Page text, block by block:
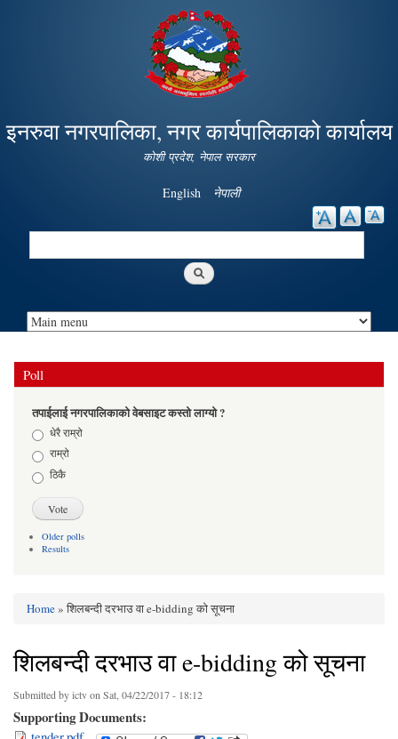
Skip to
main
content
इनरुवा नगरपालिका, नगर कार्यपालिकाको कार्यालय
कोशी प्रदेश, नेपाल सरकार
English नेपाली
Search
Poll
तपाईलाई नगरपालिकाको वेबसाइट कस्तो लाग्यो ?
Choicesधेरै राम्रो
राम्रो
ठिकै
Older polls
Results
Home» शिलबन्दी दरभाउ वा e-bidding को सूचना
शिलबन्दी दरभाउ वा e-bidding को सूचना
Submitted byictvon Sat, 04/22/2017 - 18:12
Supporting Documents: